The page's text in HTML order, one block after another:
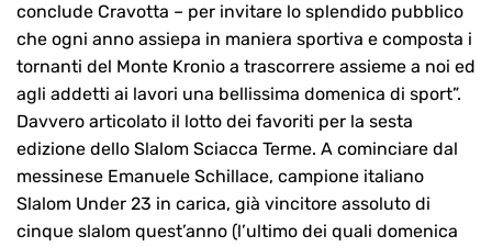
conclude Cravotta – per invitare lo splendido pubblico
che ogni anno assiepa in maniera sportiva e composta i
tornanti del Monte Kronio a trascorrere assieme a noi ed
agli addetti ai lavori una bellissima domenica di sport”.
Davvero articolato il lotto dei favoriti per la sesta
edizione dello Slalom Sciacca Terme. A cominciare dal
messinese Emanuele Schillace, campione italiano
Slalom Under 23 in carica, già vincitore assoluto di
cinque slalom quest’anno (l’ultimo dei quali domenica